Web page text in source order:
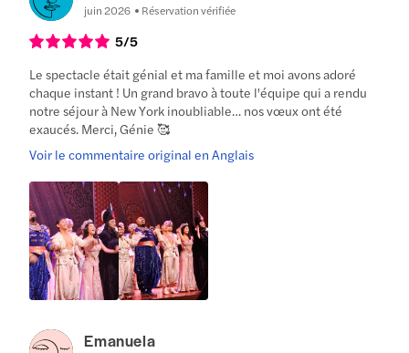
juin 2026 Réservation vérifiée
5/5
Le spectacle était génial et ma famille et moi avons adoré
chaque instant ! Un grand bravo à toute l'équipe qui a rendu
notre séjour à New York inoubliable… nos vœux ont été
exaucés. Merci, Génie 🥰
Voir le commentaire original en Anglais
Emanuela